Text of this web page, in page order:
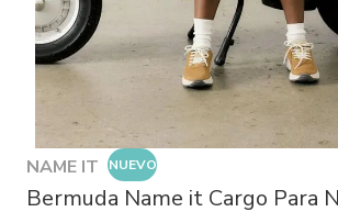
NAME IT NUEVO
Bermuda Name it Cargo Para